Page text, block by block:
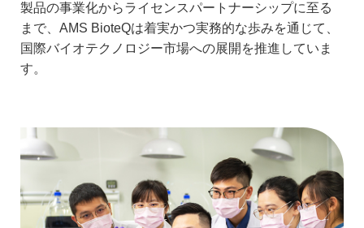
製品の事業化からライセンスパートナーシップに至る
まで、AMS BioteQは着実かつ実務的な歩みを通じて、
国際バイオテクノロジー市場への展開を推進していま
す。